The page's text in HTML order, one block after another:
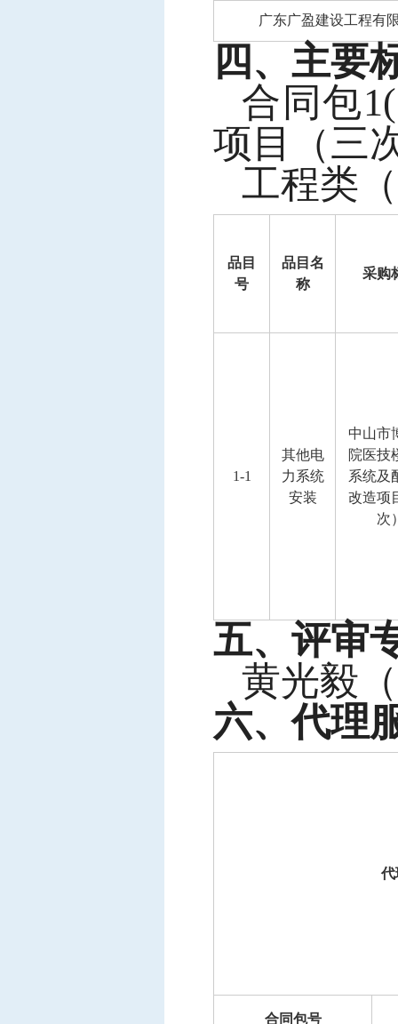
广东广盈建设工程有
四、主要
合同包
项目（三
工程类
品目
号
品目名
称
采购
1-1
其他电
力系统
安装
中山市
院医技
系统及
改造项
次
五、评审
黄光毅
六、代理
代
合同包号